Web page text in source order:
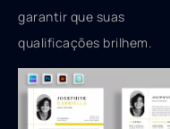
garantir que suas
qualificações brilhem.